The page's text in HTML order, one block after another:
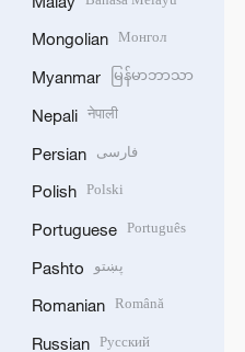
Mongolian Монгол
Myanmar မြန်မာဘာသာ
Nepali नेपाली
Persian فارسی
Polish Polski
Portuguese Português
Pashto پښتو
Romanian Română
Russian Русский